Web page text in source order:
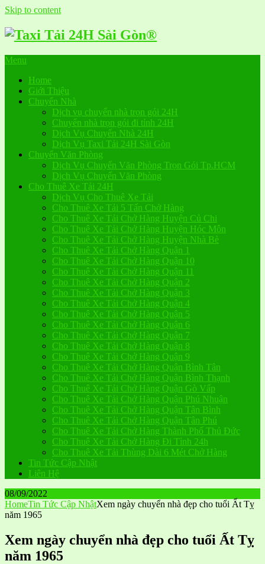
Skip to content
Menu
Home
Giới Thiệu
Chuyển Nhà
Dịch vụ chuyển nhà trọn gói 24H
Chuyển nhà trọn gói đi tỉnh 24H
Dịch Vụ Chuyển Nhà 24H
Dịch Vụ Taxi Tải 24H Sài Gòn
Chuyển Văn Phòng
Dịch Vụ Chuyển Văn Phòng Trọn Gói Tp.HCM
Dịch Vụ Chuyển Văn Phòng
Cho Thuê Xe Tải 24H
Dịch Vụ Cho Thuê Xe Tải
Cho Thuê Xe Tải 5 Tấn Chở Hàng
Cho Thuê Xe Tải Chở Hàng Huyện Củ Chi
Cho Thuê Xe Tải Chở Hàng Huyện Hóc Môn
Cho Thuê Xe Tải Chở Hàng Huyện Nhà Bè
Cho Thuê Xe Tải Chở Hàng Quận 1
Cho Thuê Xe Tải Chở Hàng Quận 10
Cho Thuê Xe Tải Chở Hàng Quận 11
Cho Thuê Xe Tải Chở Hàng Quận 2
Cho Thuê Xe Tải Chở Hàng Quận 3
Cho Thuê Xe Tải Chở Hàng Quận 4
Cho Thuê Xe Tải Chở Hàng Quận 5
Cho Thuê Xe Tải Chở Hàng Quận 6
Cho Thuê Xe Tải Chở Hàng Quận 7
Cho Thuê Xe Tải Chở Hàng Quận 8
Cho Thuê Xe Tải Chở Hàng Quận 9
Cho Thuê Xe Tải Chở Hàng Quận Bình Tân
Cho Thuê Xe Tải Chở Hàng Quận Bình Thạnh
Cho Thuê Xe Tải Chở Hàng Quận Gò Vấp
Cho Thuê Xe Tải Chở Hàng Quận Phú Nhuận
Cho Thuê Xe Tải Chở Hàng Quận Tân Bình
Cho Thuê Xe Tải Chở Hàng Quận Tân Phú
Cho Thuê Xe Tải Chở Hàng Thành Phố Thủ Đức
Cho Thuê Xe Tải Chở Hàng Đi Tỉnh 24h
Cho Thuê Xe Tải Thùng Dài 6 Mét Chở Hàng
Tin Tức Cập Nhật
Liên Hệ
08/09/2022
HomeTin Tức Cập NhậtXem ngày chuyển nhà đẹp cho tuổi Ất Tỵ
năm 1965
Xem ngày chuyển nhà đẹp cho tuổi Ất Tỵ
năm 1965